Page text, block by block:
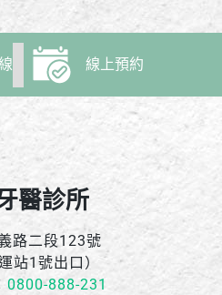
線上預約
醫診所
路二段123號
站1號出口）
0800-888-231